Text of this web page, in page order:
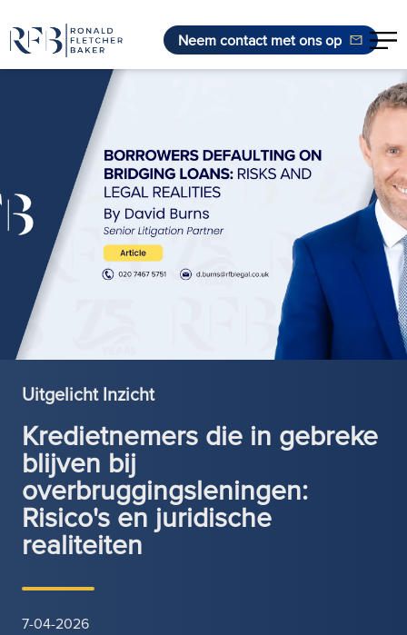
Ga naar de inhoud
Neem contact met ons op
Uitgelicht Inzicht
Kredietnemers die in gebreke
blijven bij
overbruggingsleningen:
Risico's en juridische
realiteiten
7-04-2026